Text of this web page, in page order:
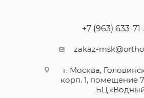
+7 (963) 633-
zakaz-
г. Москва,
корп. 1, помещение
БЦ